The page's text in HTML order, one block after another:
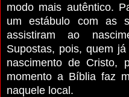
modo mais autêntico.
um estábulo com as
assistiram ao
Supostas, pois, quem
nascimento de Cristo,
momento a Bíblia faz
naquele local.